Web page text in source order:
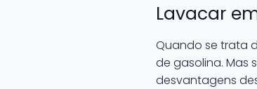
Lavacar
Quando se trata
de gasolina. Mas
desvantagens